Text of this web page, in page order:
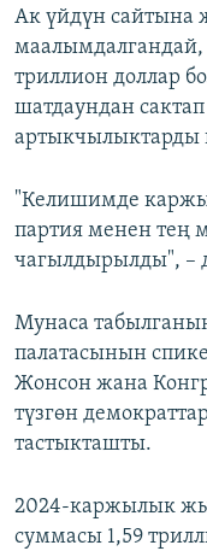
Ак үйдүн сайтына
триллион доллар
шатдаундан сактап
артыкчылыктарды
"Келишимде
партия менен тең
чагылдырылды", –
Мунаса
палатасынын
Жонсон жана
түзгөн
тастыкташты.
2024-каржылык
суммасы 1,59